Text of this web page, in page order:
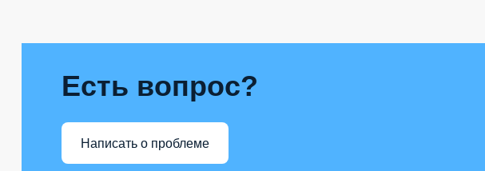
Есть вопрос?
Написать о проблеме